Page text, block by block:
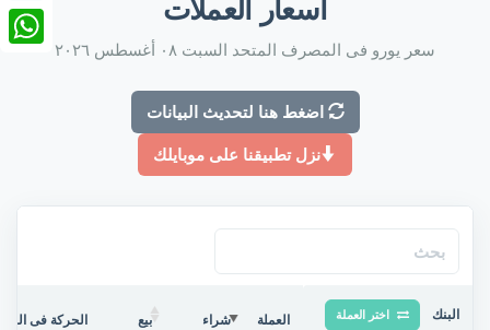
أسعار العملات
سعر يورو فى المصرف المتحد السبت ٠٨ أغسطس ٢٠٢٦
اضغط هنا لتحديث البيانات
نزل تطبيقنا على موبايلك
البنك اختر العملة العملة شراء بيع الحركة فى